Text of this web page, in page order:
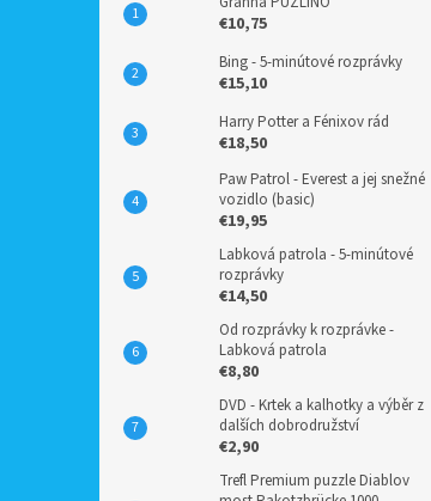
€10,75
Bing - 5-minútové rozprávky
€15,10
Harry Potter a Fénixov rád
€18,50
Paw Patrol - Everest a jej snežné
vozidlo (basic)
€19,95
Labková patrola - 5-minútové
rozprávky
€14,50
Od rozprávky k rozprávke -
Labková patrola
€8,80
DVD - Krtek a kalhotky a výběr z
dalších dobrodružství
€2,90
Trefl Premium puzzle Diablov